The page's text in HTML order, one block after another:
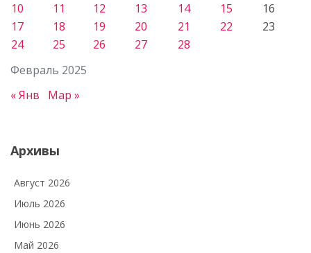
Февраль 2025
10
11 12 13 14 15
16
17
18 19 20 21 22
23
24
25 26 27 28
« Янв Мар »
Архивы
Август 2026
Июль 2026
Июнь 2026
Май 2026